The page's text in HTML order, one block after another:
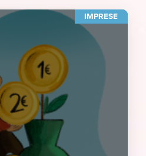
IMPRESE